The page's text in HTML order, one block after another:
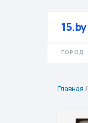
15.by
ГОРОД
Главная /